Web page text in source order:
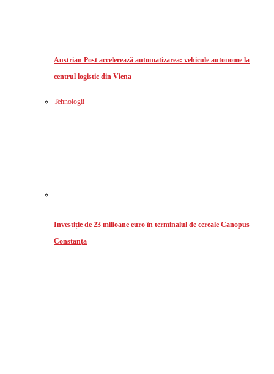
Austrian Post accelerează automatizarea: vehicule autonome la
centrul logistic din Viena
Tehnologii
Investiție de 23 milioane euro în terminalul de cereale Canopus
Constanța